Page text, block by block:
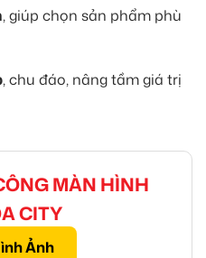
, giúp chọn sản phẩm phù
, chu đáo, nâng tầm giá trị
MÀN HÌNH
CITY
Ảnh